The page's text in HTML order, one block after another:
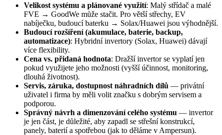
Velikost systému a plánované využití: Malý střídač a malé
FVE → GoodWe může stačit. Pro větší střechy, EV
nabíječku, budoucí baterku → Solax/Huawei jsou výhodnější.
Budoucí rozšíření (akumulace, baterie, backup,
automatizace): Hybridní invertory (Solax, Huawei) dávají
více flexibility.
Cena vs. přidaná hodnota: Dražší invertor se vyplatí jen
pokud využijete jeho možnosti (vyšší účinnost, monitoring,
dlouhá životnost).
Servis, záruka, dostupnost náhradních dílů — privátní
uživatel i firma by měli volit značku s dobrým servisem a
podporou.
Správný návrh a dimenzování celého systému — invertor
je jen část, je důležité, aby zapadl se střešní konstrukcí,
panely, baterií a spotřebou (jak to děláme v Ampersun).